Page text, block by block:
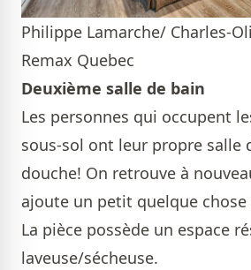
Philippe Lamarche/ Charles-
Remax Quebec
Deuxième salle de bain
Les personnes qui occupent
sous-sol ont leur propre salle
douche! On retrouve à
ajoute un petit quelque chose
La pièce possède un espace
laveuse/sécheuse.